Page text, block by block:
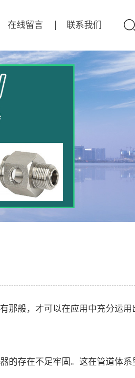
在线留言 联系我们
那般，才可以在应用中充分运用
的存在不足牢固。这在管道体